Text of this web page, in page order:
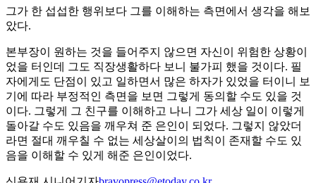
그가 한 섭섭한 행위보다 그를 이해하는 측면에서 생각을 해보
았다.
본부장이 원하는 것을 들어주지 않으면 자신이 위험한 상황이
었을 터인데 그도 직장생활하다 보니 불가피 했을 것이다. 필
자에게도 단점이 있고 일하면서 많은 하자가 있었을 터이니 보
기에 따라 부정적인 측면을 보면 그렇게 동의할 수도 있을 것
이다. 그렇게 그 친구를 이해하고 나니 그가 세상 일이 이렇게
돌아갈 수도 있음을 깨우쳐 준 은인이 되었다. 그렇지 않았더
라면 절대 깨우칠 수 없는 세상살이의 법칙이 존재할 수도 있
음을 이해할 수 있게 해준 은인이었다.